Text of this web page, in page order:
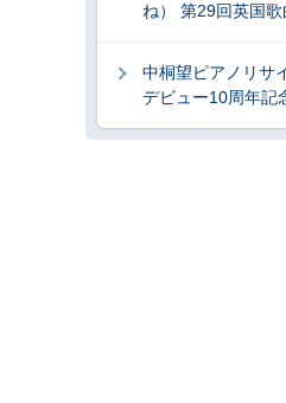
ね） 第29回英国
中桐望ピアノリサ
デビュー10周年記